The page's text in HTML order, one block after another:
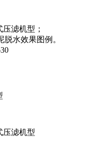
滤机型；
水效果图例。
压滤机型